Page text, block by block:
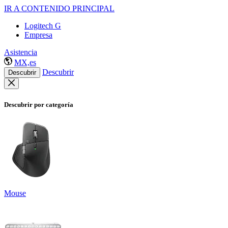
IR A CONTENIDO PRINCIPAL
Logitech G
Empresa
Asistencia
MX,es
Descubrir Descubrir
Descubrir por categoría
Mouse